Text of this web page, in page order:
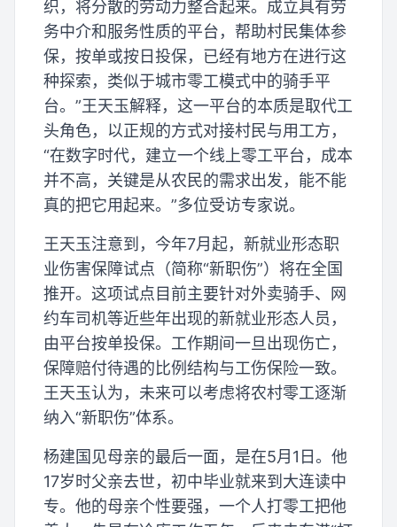
织，将分散的劳动力整合起来。成立具有劳
务中介和服务性质的平台，帮助村民集体参
保，按单或按日投保，已经有地方在进行这
种探索，类似于城市零工模式中的骑手平
台。”王天玉解释，这一平台的本质是取代工
头角色，以正规的方式对接村民与用工方，
“在数字时代，建立一个线上零工平台，成本
并不高，关键是从农民的需求出发，能不能
真的把它用起来。”多位受访专家说。
王天玉注意到，今年7月起，新就业形态职
业伤害保障试点（简称“新职伤”）将在全国
推开。这项试点目前主要针对外卖骑手、网
约车司机等近些年出现的新就业形态人员，
由平台按单投保。工作期间一旦出现伤亡，
保障赔付待遇的比例结构与工伤保险一致。
王天玉认为，未来可以考虑将农村零工逐渐
纳入“新职伤”体系。
杨建国见母亲的最后一面，是在5月1日。他
17岁时父亲去世，初中毕业就来到大连读中
专。他的母亲个性要强，一个人打零工把他